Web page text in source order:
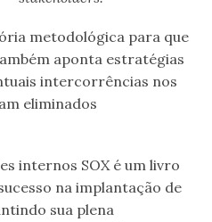
metodológica para que
aponta estratégias
intercorrências nos
eliminados
internos SOX é um livro
na implantação de
sua plena